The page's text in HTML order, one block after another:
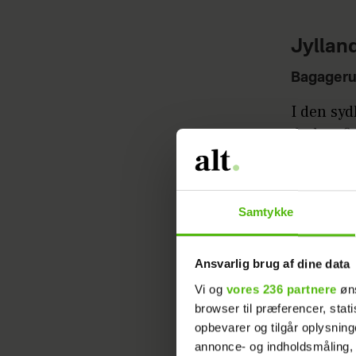
Samtykke
Ansvarlig brug af dine data
Vi og vores 236 partnere
browser til præferencer,
opbevarer og tilgår
annonce- og
I den
du kan
Når du
kaffebar
Hvor: